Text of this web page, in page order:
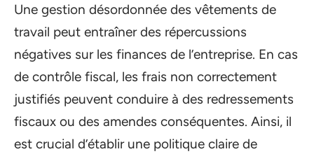
Une gestion désordonnée des vêtements de
travail peut entraîner des répercussions
négatives sur les finances de l’entreprise. En cas
de contrôle fiscal, les frais non correctement
justifiés peuvent conduire à des redressements
fiscaux ou des amendes conséquentes. Ainsi, il
est crucial d’établir une politique claire de